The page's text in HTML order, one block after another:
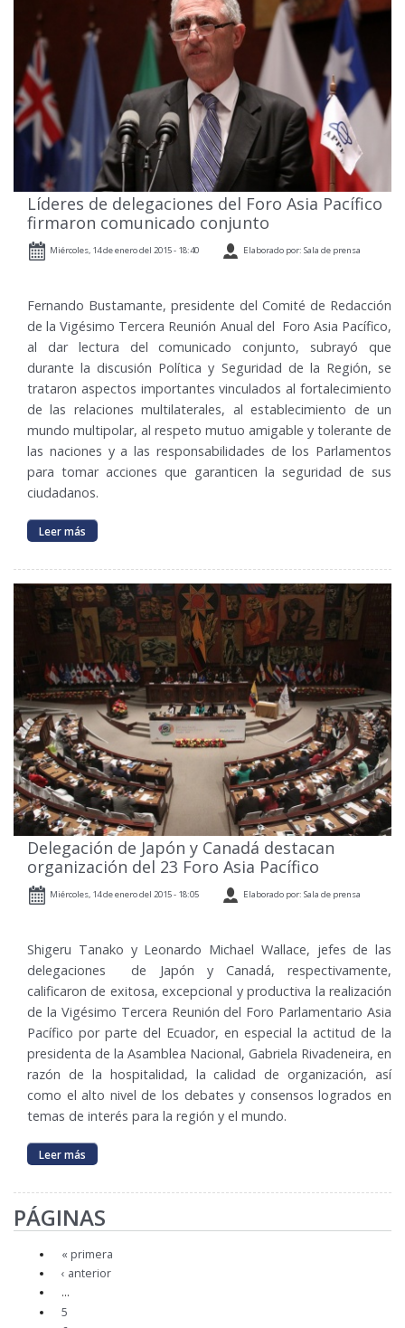
Líderes de delegaciones del Foro Asia Pacífico
firmaron comunicado conjunto
Miércoles, 14 de enero del 2015 - 18:40 Elaborado por: Sala de prensa
Fernando Bustamante, presidente del Comité de Redacción
de la Vigésimo Tercera Reunión Anual del Foro Asia Pacífico,
al dar lectura del comunicado conjunto, subrayó que
durante la discusión Política y Seguridad de la Región, se
trataron aspectos importantes vinculados al fortalecimiento
de las relaciones multilaterales, al establecimiento de un
mundo multipolar, al respeto mutuo amigable y tolerante de
las naciones y a las responsabilidades de los Parlamentos
para tomar acciones que garanticen la seguridad de sus
ciudadanos.
Leer más
Delegación de Japón y Canadá destacan
organización del 23 Foro Asia Pacífico
Miércoles, 14 de enero del 2015 - 18:05 Elaborado por: Sala de prensa
Shigeru Tanako y Leonardo Michael Wallace, jefes de las
delegaciones de Japón y Canadá, respectivamente,
calificaron de exitosa, excepcional y productiva la realización
de la Vigésimo Tercera Reunión del Foro Parlamentario Asia
Pacífico por parte del Ecuador, en especial la actitud de la
presidenta de la Asamblea Nacional, Gabriela Rivadeneira, en
razón de la hospitalidad, la calidad de organización, así
como el alto nivel de los debates y consensos logrados en
temas de interés para la región y el mundo.
Leer más
PÁGINAS
« primera
‹ anterior
…
5